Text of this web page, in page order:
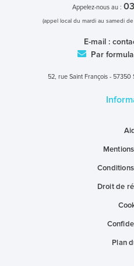
Appelez-nous au :
(appel local du mardi au samedi
E-mail :
Par
52, rue Saint François - 57350
Droit de
Plan